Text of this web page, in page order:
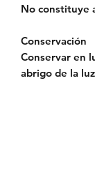
No constituye
Conservación
Conservar en
abrigo de la